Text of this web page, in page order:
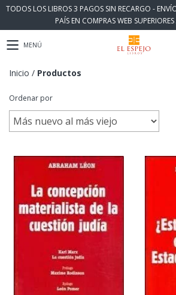
TODOS LOS LIBROS 3 PAGOS SIN RECARGO -
PAÍS EN COMPRAS WEB
MENÚ
Inicio / Productos
Ordenar por